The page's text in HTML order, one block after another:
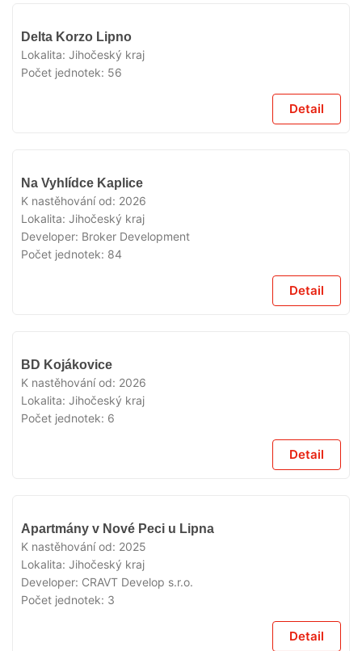
Delta Korzo Lipno
Lokalita: Jihočeský kraj
Počet jednotek: 56
Detail
Na Vyhlídce Kaplice
K nastěhování od: 2026
Lokalita: Jihočeský kraj
Developer: Broker Development
Počet jednotek: 84
Detail
BD Kojákovice
K nastěhování od: 2026
Lokalita: Jihočeský kraj
Počet jednotek: 6
Detail
Apartmány v Nové Peci u Lipna
K nastěhování od: 2025
Lokalita: Jihočeský kraj
Developer: CRAVT Develop s.r.o.
Počet jednotek: 3
Detail